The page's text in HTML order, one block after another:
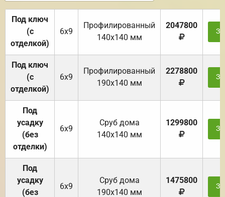
Под ключ
(с
отделкой)
6х9
Профилированный
140х140 мм
2047800
Под ключ
(с
отделкой)
6х9
Профилированный
190х140 мм
2278800
Под
усадку
(без
отделки)
6х9
Cруб дома
140х140 мм
1299800
Под
усадку
(без
6х9
Cруб дома
190х140 мм
1475800